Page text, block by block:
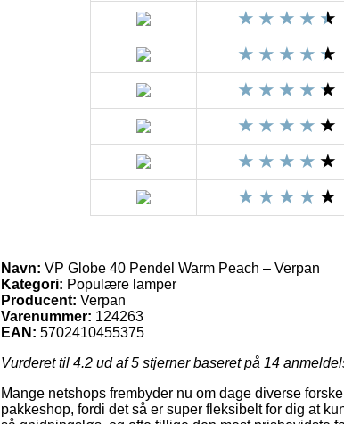
Navn: VP Globe 40 Pendel Warm Peach – Verpan
Kategori: Populære lamper
Producent: Verpan
Varenummer: 124263
EAN: 5702410455375
Vurderet til 4.2 ud af 5 stjerner baseret på 14
Mange netshops frembyder nu om dage diverse
pakkeshop, fordi det så er super fleksibelt for dig at